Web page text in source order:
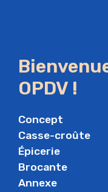
OPDV !
Concept
Casse-croûte
Épicerie
Brocante
Annexe